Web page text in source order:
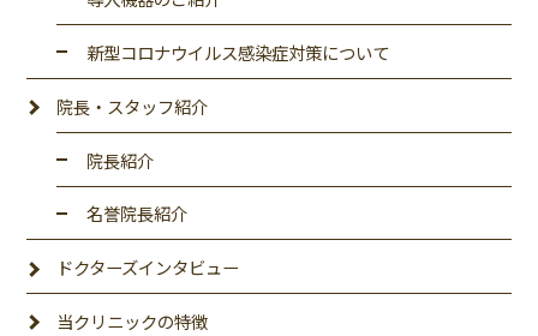
新型コロナウイルス感染症対策について
院長・スタッフ紹介
院長紹介
名誉院長紹介
ドクターズインタビュー
当クリニックの特徴